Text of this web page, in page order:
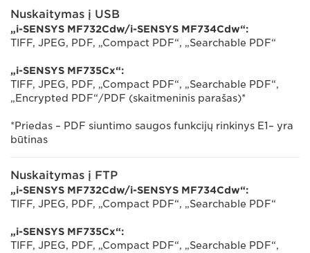
Nuskaitymas į USB
„i-SENSYS MF732Cdw/i-SENSYS MF734Cdw“:
TIFF, JPEG, PDF, „Compact PDF“, „Searchable PDF“
„i-SENSYS MF735Cx“:
TIFF, JPEG, PDF, „Compact PDF“, „Searchable PDF“,
„Encrypted PDF“/PDF (skaitmeninis parašas)*
*Priedas – PDF siuntimo saugos funkcijų rinkinys E1– yra
būtinas
Nuskaitymas į FTP
„i-SENSYS MF732Cdw/i-SENSYS MF734Cdw“:
TIFF, JPEG, PDF, „Compact PDF“, „Searchable PDF“
„i-SENSYS MF735Cx“:
TIFF, JPEG, PDF, „Compact PDF“, „Searchable PDF“,